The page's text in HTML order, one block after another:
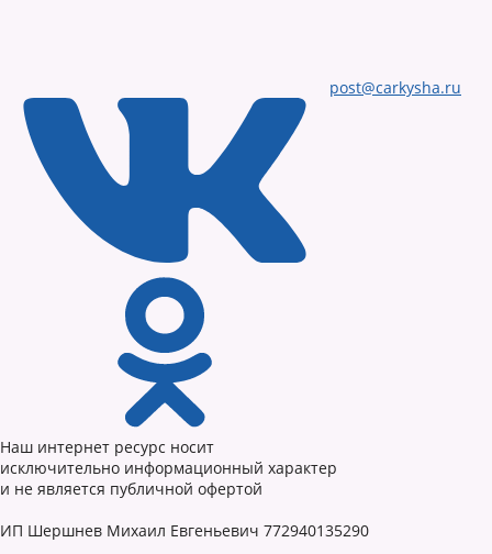
post@carkysha.ru
Наш интернет ресурс носит
исключительно информационный характер
и не является публичной офертой
ИП Шершнев Михаил Евгеньевич 772940135290